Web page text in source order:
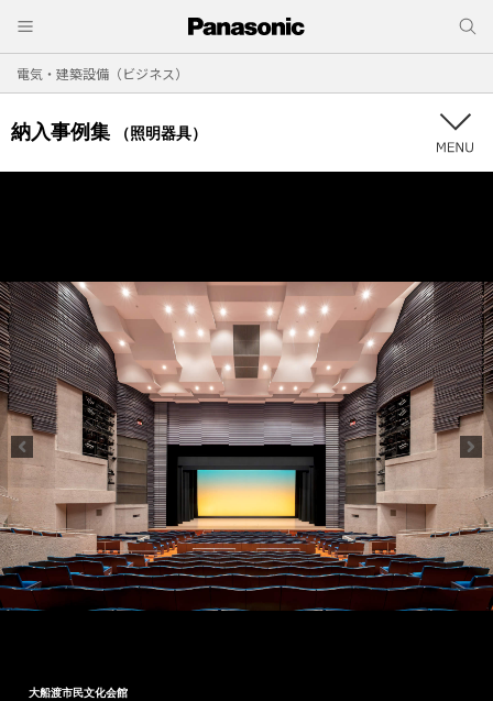
電気・建築設備（ビジネス）
納入事例集 （照明器具）
大船渡市民文化会館